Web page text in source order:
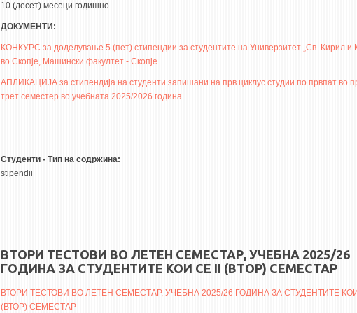
10 (десет) месеци годишно.
ДОКУМЕНТИ:
КОНКУРС за доделување 5 (пет) стипендии за студентите на Универзитет „Св. Кирил и
во Скопје, Машински факултет - Скопје
АПЛИКАЦИЈА за стипендија на студенти запишани на прв циклус студии по првпат во
трет семестер во учебната 2025/2026 година
Студенти - Тип на содржина:
stipendii
ВТОРИ ТЕСТОВИ ВО ЛЕТЕН СЕМЕСТАР, УЧЕБНА 2025/26
ГОДИНА ЗА СТУДЕНТИТЕ КОИ СЕ II (ВТОР) СЕМЕСТАР
ВТОРИ ТЕСТОВИ ВО ЛЕТЕН СЕМЕСТАР, УЧЕБНА 2025/26 ГОДИНА ЗА СТУДЕНТИТЕ
(ВТОР) СЕМЕСТАР